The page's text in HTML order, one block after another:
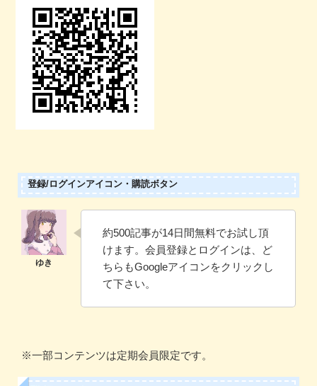
登録/ログインアイコン・購読ボタン
約500記事が14日間無料でお試し頂
けます。会員登録とログインは、ど
ちらもGoogleアイコンをクリックし
て下さい。
※一部コンテンツは定期会員限定です。